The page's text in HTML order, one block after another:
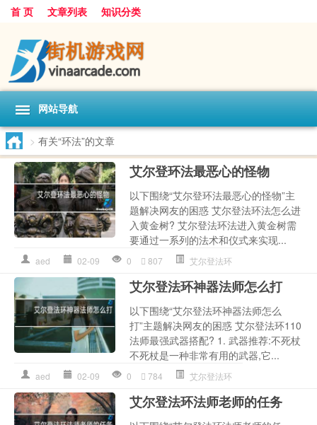
首 页 文章列表 知识分类
网站导航
> 有关“环法”的文章
艾尔登环法最恶心的怪物
以下围绕“艾尔登环法最恶心的怪物”主
题解决网友的困惑 艾尔登法环法怎么进
入黄金树? 艾尔登法环法进入黄金树需
要通过一系列的法术和仪式来实现...
aed 02-09 0 807 艾尔登法环
艾尔登法环神器法师怎么打
以下围绕“艾尔登法环神器法师怎么
打”主题解决网友的困惑 艾尔登法环110
法师最强武器搭配? 1. 武器推荐:不死杖
不死杖是一种非常有用的武器,它...
aed 02-09 0 784 艾尔登法环
艾尔登法环法师老师的任务